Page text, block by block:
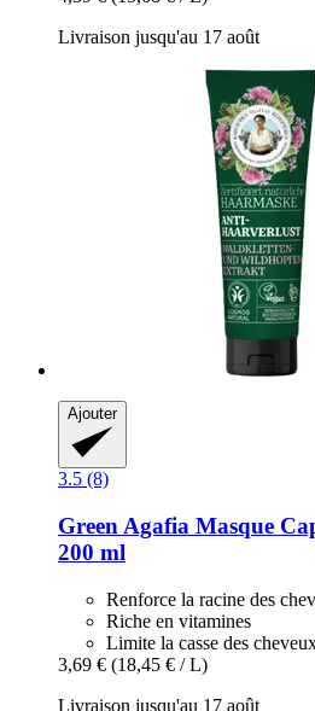
Livraison jusqu'au 17 août
Ajouter
3.5 (8)
Green Agafia Masque
200 ml
Renforce la racine des
Riche en vitamines
Limite la casse des
3,69 € (18,45 € / L)
Livraison jusqu'au 17 août